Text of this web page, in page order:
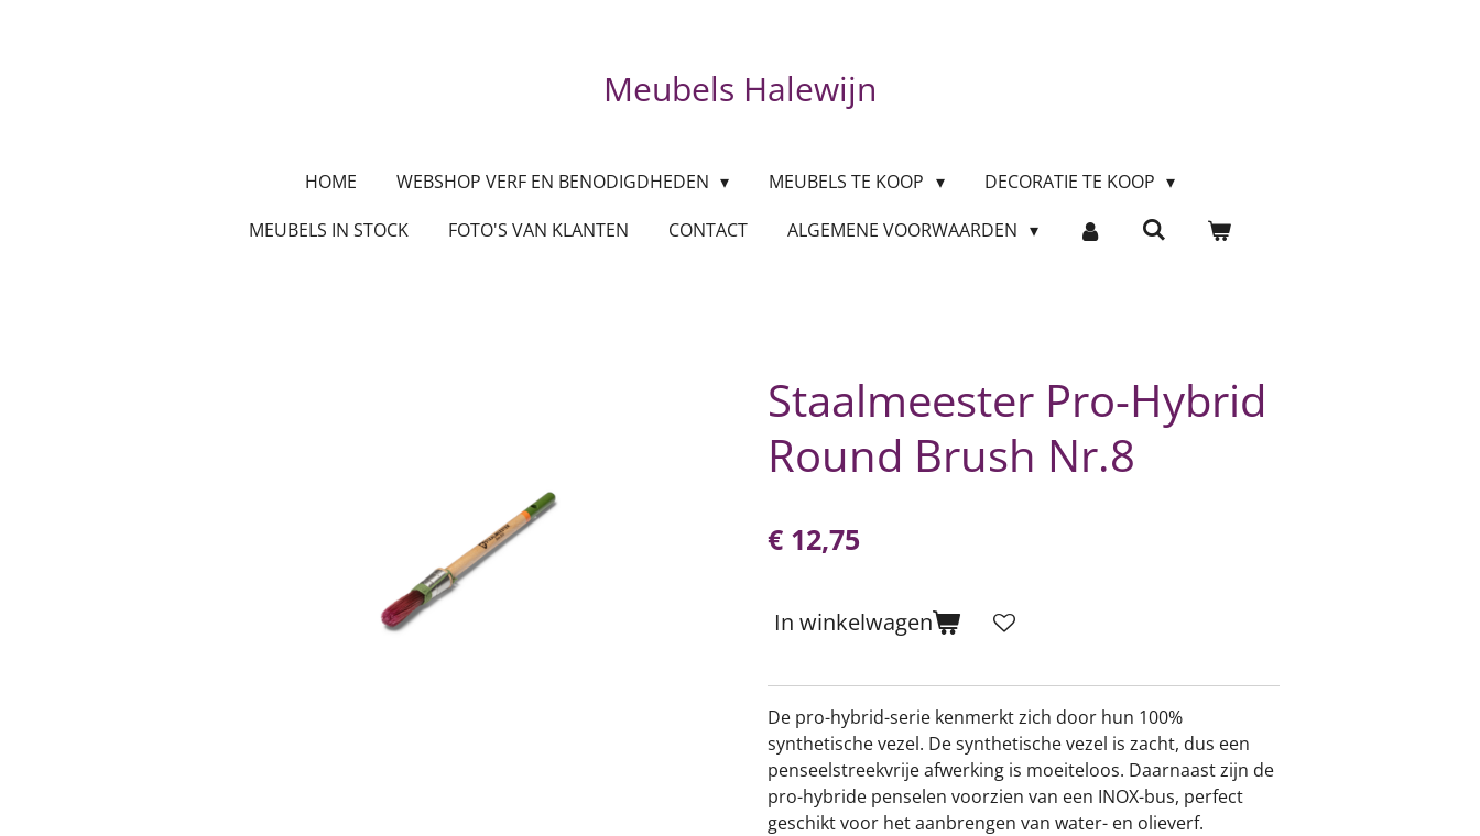
Meubels Halewijn
HOME WEBSHOP VERF EN BENODIGDHEDEN MEUBELS TE KOOP
DECORATIE TE KOOP
MEUBELS IN STOCK
FOTO'S VAN KLANTEN CONTACT ALGEMENE VOORWAARDEN
Staalmeester Pro-Hybrid
Round Brush Nr.8
€ 12,75
In winkelwagen
De pro-hybrid-serie kenmerkt zich door hun 100%
synthetische vezel. De synthetische vezel is zacht, dus een
penseelstreekvrije afwerking is moeiteloos. Daarnaast zijn de
pro-hybride penselen voorzien van een INOX-bus, perfect
geschikt voor het aanbrengen van water- en olieverf.